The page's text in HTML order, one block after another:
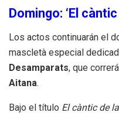
Domingo: ‘El
Los actos continuarán el
mascletà especial
Desamparats, que
Aitana.
Bajo el título El càntic de